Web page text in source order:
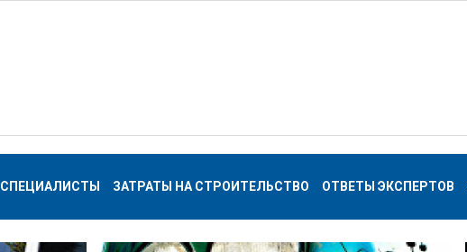
СПЕЦИАЛИСТЫ ЗАТРАТЫ НА СТРОИТЕЛЬСТВО ОТВЕТЫ ЭКСПЕРТОВ